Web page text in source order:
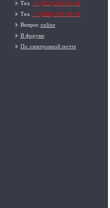
Тел. +7 (495) 951-99-44
Тел. +7 (926) 159-99-44
Вопрос online
В форуме
По электронной почте